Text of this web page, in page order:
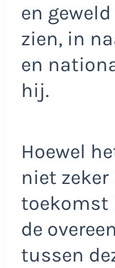
en
zien, in
en
hij.
Hoewel
niet
toekomst
de
tussen